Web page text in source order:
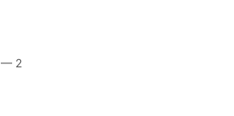
— 2